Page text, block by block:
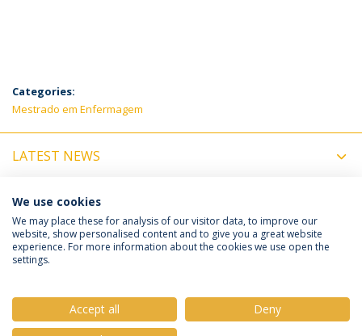
Categories:
Mestrado em Enfermagem
LATEST NEWS
UPCOMING EVENTS
Política de Privacidade
Termos e Condições
We use cookies
We may place these for analysis of our visitor data, to improve our
website, show personalised content and to give you a great website
experience. For more information about the cookies we use open the
settings.
Accept all
Deny